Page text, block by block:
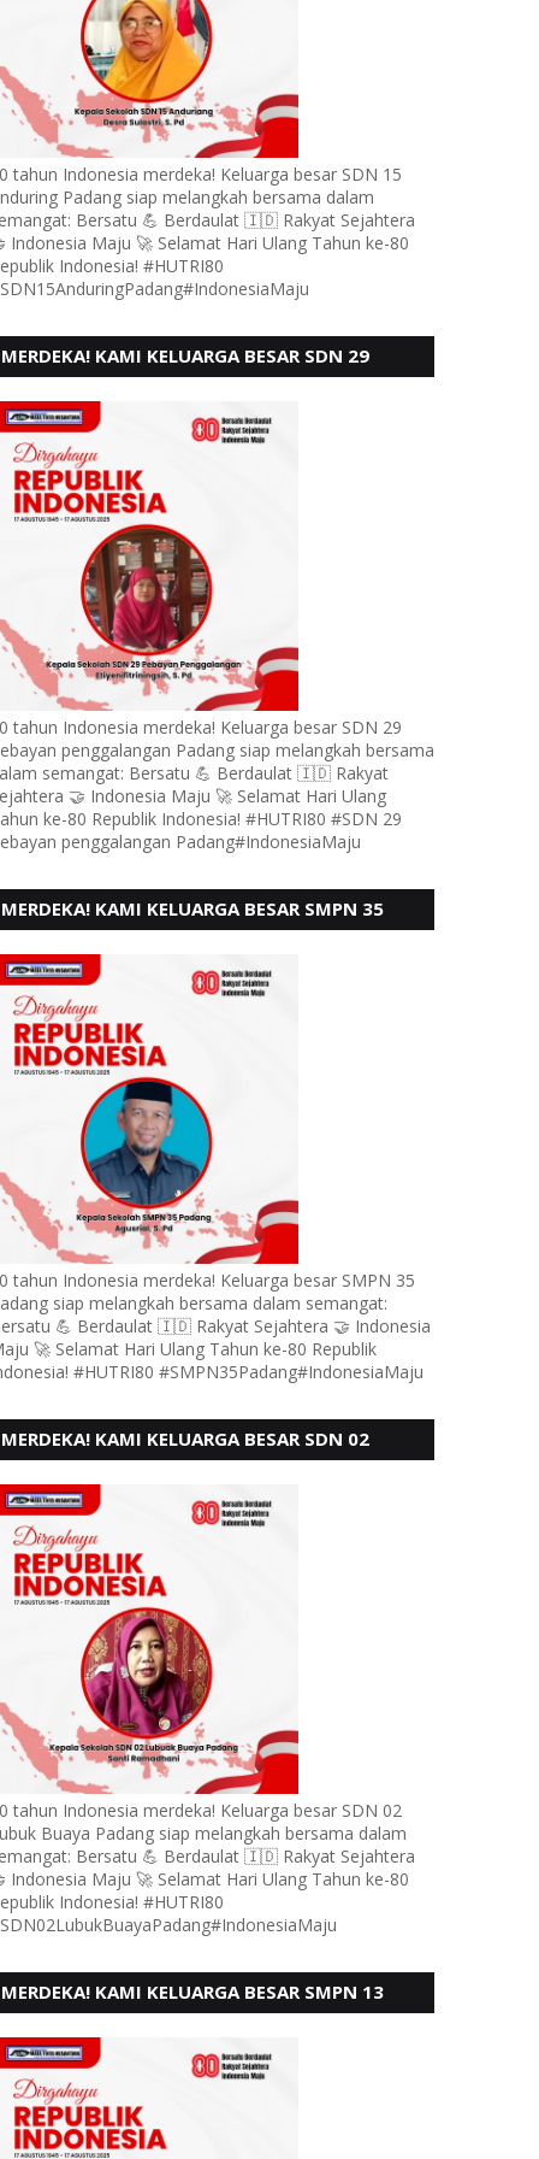
tahun Indonesia merdeka! Keluarga besar SDN 15
Padang siap melangkah bersama dalam
Bersatu 💪 Berdaulat 🇮🇩 Rakyat Sejahtera
Indonesia Maju 🚀 Selamat Hari Ulang Tahun ke-80
Indonesia! #HUTRI80
MERDEKA! KAMI KELUARGA BESAR SDN 29
MENGUCAPKAN HUT RI KE - 80
tahun Indonesia merdeka! Keluarga besar SDN 29
penggalangan Padang siap melangkah bersama
semangat: Bersatu 💪 Berdaulat 🇮🇩 Rakyat
🤝 Indonesia Maju 🚀 Selamat Hari Ulang
ke-80 Republik Indonesia! #HUTRI80 #SDN 29
penggalangan Padang#IndonesiaMaju
MERDEKA! KAMI KELUARGA BESAR SMPN 35
tahun Indonesia merdeka! Keluarga besar SMPN 35
siap melangkah bersama dalam semangat:
💪 Berdaulat 🇮🇩 Rakyat Sejahtera 🤝 Indonesia
🚀 Selamat Hari Ulang Tahun ke-80 Republik
#HUTRI80 #SMPN35Padang#IndonesiaMaju
MERDEKA! KAMI KELUARGA BESAR SDN 02
MENGUCAPKAN HUT RI KE - 80,
tahun Indonesia merdeka! Keluarga besar SDN 02
Buaya Padang siap melangkah bersama dalam
Bersatu 💪 Berdaulat 🇮🇩 Rakyat Sejahtera
Indonesia Maju 🚀 Selamat Hari Ulang Tahun ke-80
Indonesia! #HUTRI80
MERDEKA! KAMI KELUARGA BESAR SMPN 13